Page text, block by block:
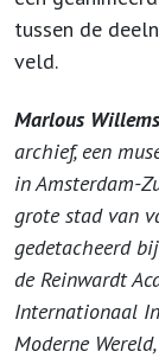
tussen de
veld.
Marlous
archief, een
in Amsterdam-
grote stad van
gedetacheerd
de Reinwardt
Internationaal
Moderne